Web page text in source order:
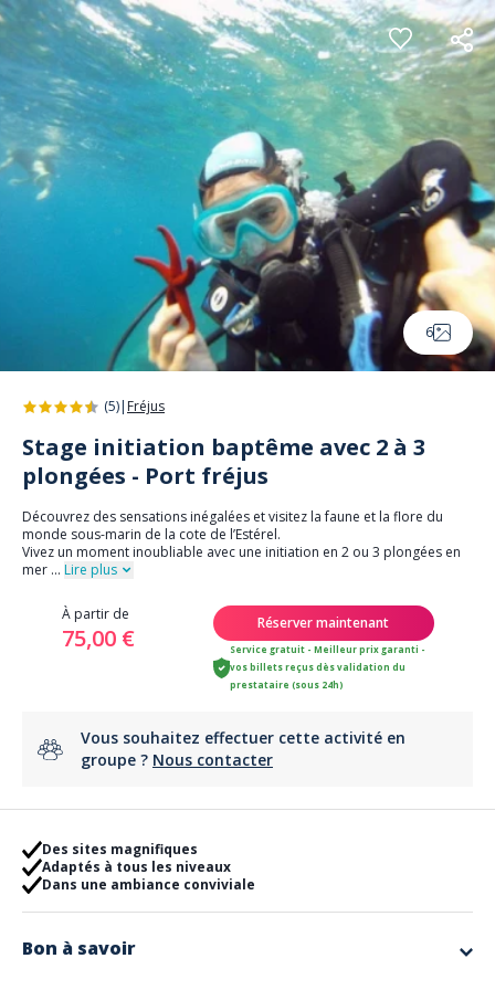
Panneau de gestion des cookies
6
(5)| Fréjus
Stage initiation baptême avec 2 à 3
plongées - Port fréjus
Découvrez des sensations inégalées et visitez la faune et la flore du
monde sous-marin de la cote de l’Estérel.
Vivez un moment inoubliable avec une initiation en 2 ou 3 plongées en
mer ... Lire plus
À partir de
75,00 €
Réserver maintenant
Service gratuit - Meilleur prix garanti -
vos billets reçus dès validation du
prestataire (sous 24h)
Vous souhaitez effectuer cette activité en
groupe ? Nous contacter
Des sites magnifiques
Adaptés à tous les niveaux
Dans une ambiance conviviale
Bon à savoir